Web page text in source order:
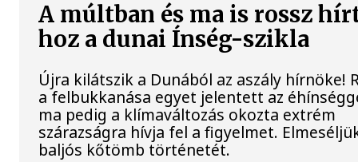
A múltban és ma is rossz
hoz a dunai Ínség-szikla
Újra kilátszik a Dunából az aszály hírnöke!
a felbukkanása egyet jelentett az
ma pedig a klímaváltozás okozta extrém
szárazságra hívja fel a figyelmet.
baljós kőtömb történetét.